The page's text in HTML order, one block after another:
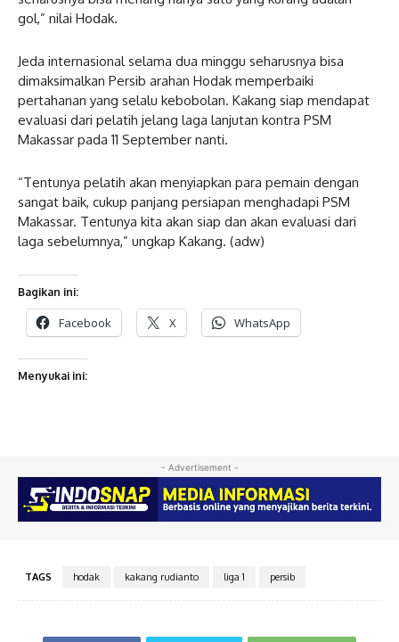
gol,” nilai Hodak.
Jeda internasional selama dua minggu seharusnya bisa
dimaksimalkan Persib arahan Hodak memperbaiki
pertahanan yang selalu kebobolan. Kakang siap mendapat
evaluasi dari pelatih jelang laga lanjutan kontra PSM
Makassar pada 11 September nanti.
“Tentunya pelatih akan menyiapkan para pemain dengan
sangat baik, cukup panjang persiapan menghadapi PSM
Makassar. Tentunya kita akan siap dan akan evaluasi dari
laga sebelumnya,” ungkap Kakang. (adw)
Bagikan ini:
Facebook X WhatsApp
Menyukai ini:
- Advertisement -
TAGS hodak kakang rudianto liga 1 persib